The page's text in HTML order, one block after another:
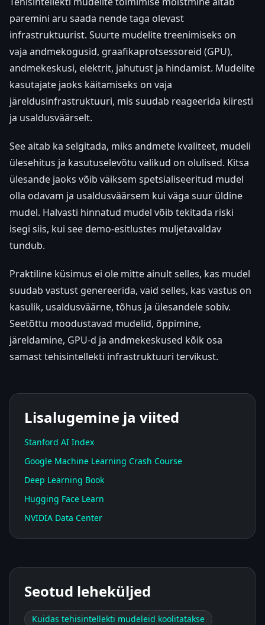
paremini aru saada nende taga olevast
infrastruktuurist. Suurte mudelite treenimiseks on
vaja andmekogusid, graafikaprotsessoreid (GPU),
andmekeskusi, elektrit, jahutust ja hindamist. Mudelite
kasutajate jaoks käitamiseks on vaja
järeldusinfrastruktuuri, mis suudab reageerida kiiresti
ja usaldusväärselt.
See aitab ka selgitada, miks andmete kvaliteet, mudeli
ülesehitus ja kasutuselevõtu valikud on olulised. Kitsa
ülesande jaoks võib väiksem spetsialiseeritud mudel
olla odavam ja usaldusväärsem kui väga suur üldine
mudel. Halvasti hinnatud mudel võib tekitada riski
isegi siis, kui see demo-esitlustes muljetavaldav
tundub.
Praktiline küsimus ei ole mitte ainult selles, kas mudel
suudab vastust genereerida, vaid selles, kas vastus on
kasulik, usaldusväärne, tõhus ja ülesandele sobiv.
Seetõttu moodustavad mudelid, õppimine,
järeldamine, GPU-d ja andmekeskused kõik osa
samast tehisintellekti infrastruktuuri tervikust.
Lisalugemine ja viited
Stanford AI Index
Google Machine Learning Crash Course
Deep Learning Book
Hugging Face Learn
NVIDIA Data Center
Seotud leheküljed
Kuidas tehisintellekti mudeleid koolitatakse